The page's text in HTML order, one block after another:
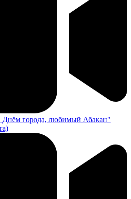
Днём города, любимый Абакан"